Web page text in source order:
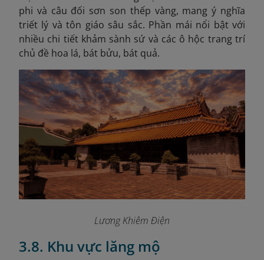
phi và câu đối sơn son thếp vàng, mang ý nghĩa
triết lý và tôn giáo sâu sắc. Phần mái nổi bật với
nhiều chi tiết khảm sành sứ và các ô hộc trang trí
chủ đề hoa lá, bát bửu, bát quả.
Lương Khiêm Điện
3.8. Khu vực lăng mộ